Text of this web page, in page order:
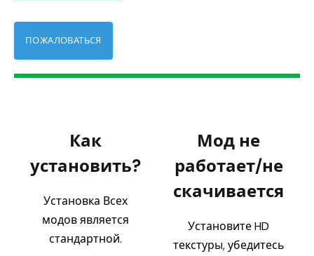
ПОЖАЛОВАТЬСЯ
Как
установить?
Установка Всех
модов является
стандартной.
Мод не
работает/не
скачивается
Установите HD
текстуры, убедитесь